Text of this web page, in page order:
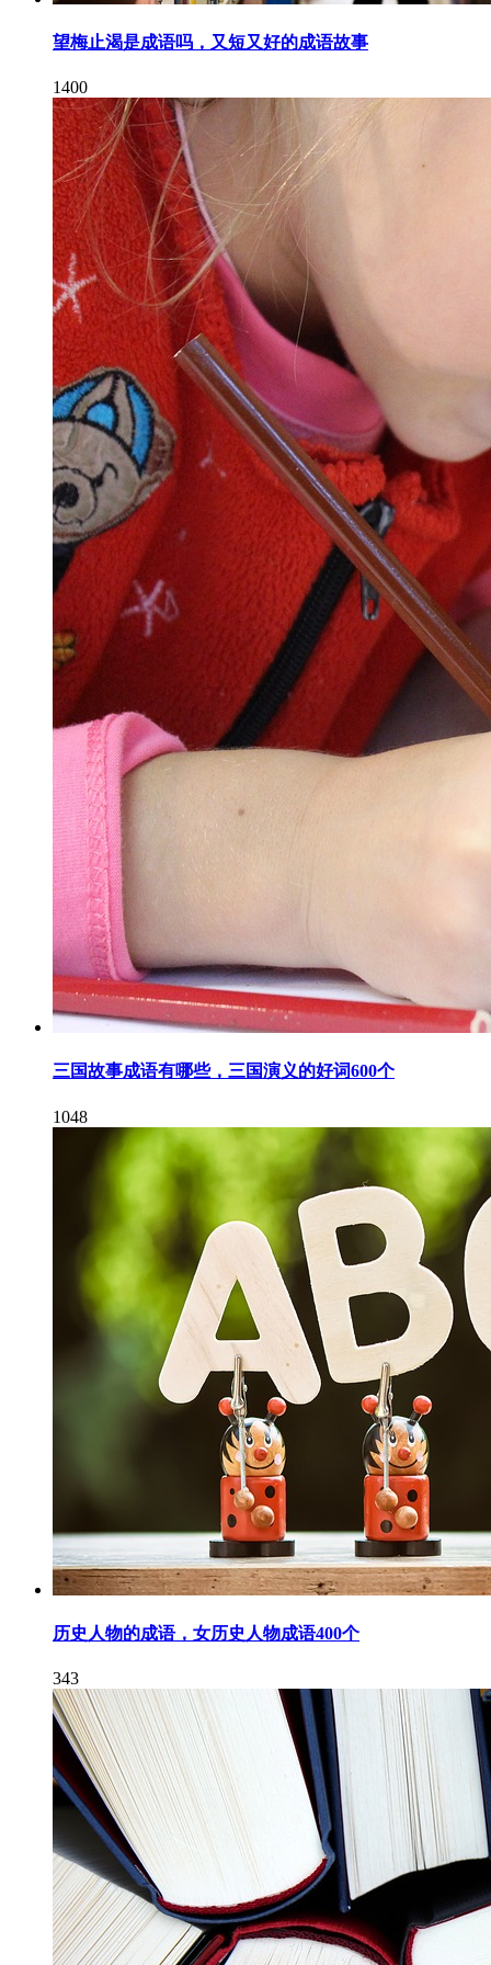
望梅止渴是成语吗，又短又好的成语故事
1400
三国故事成语有哪些，三国演义的好词600个
1048
历史人物的成语，女历史人物成语400个
343